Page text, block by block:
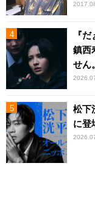
『
鎮西
せん。
松下
に登